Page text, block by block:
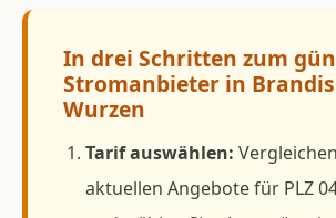
In drei Schritten zum
Stromanbieter in
Wurzen
Tarif auswählen:
aktuellen Angebote für PLZ